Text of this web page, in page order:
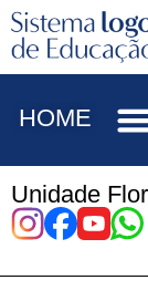
HOME
Unidade